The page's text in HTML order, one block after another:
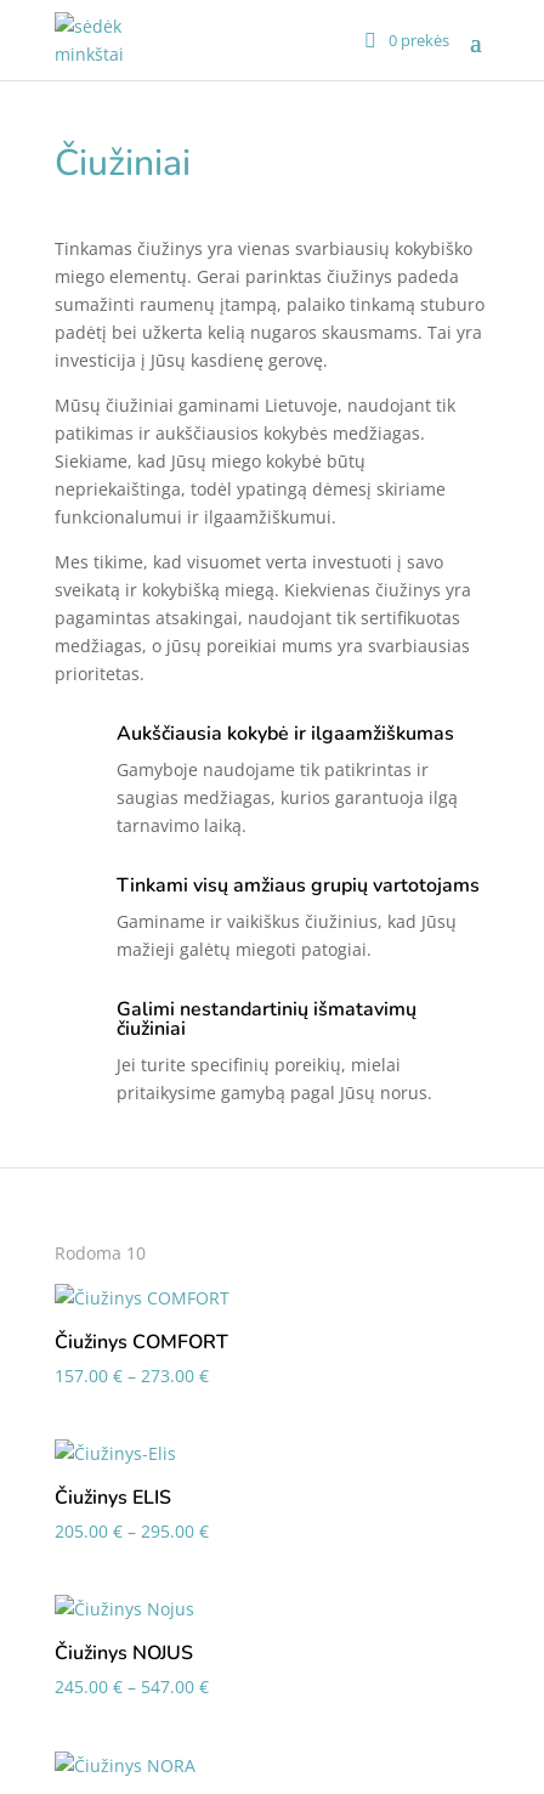
0 prekės
Čiužiniai
Tinkamas čiužinys yra vienas svarbiausių kokybiško
miego elementų. Gerai parinktas čiužinys padeda
sumažinti raumenų įtampą, palaiko tinkamą stuburo
padėtį bei užkerta kelią nugaros skausmams. Tai yra
investicija į Jūsų kasdienę gerovę.
Mūsų čiužiniai gaminami Lietuvoje, naudojant tik
patikimas ir aukščiausios kokybės medžiagas.
Siekiame, kad Jūsų miego kokybė būtų
nepriekaištinga, todėl ypatingą dėmesį skiriame
funkcionalumui ir ilgaamžiškumui.
Mes tikime, kad visuomet verta investuoti į savo
sveikatą ir kokybišką miegą. Kiekvienas čiužinys yra
pagamintas atsakingai, naudojant tik sertifikuotas
medžiagas, o jūsų poreikiai mums yra svarbiausias
prioritetas.
Aukščiausia kokybė ir ilgaamžiškumas
Gamyboje naudojame tik patikrintas ir
saugias medžiagas, kurios garantuoja ilgą
tarnavimo laiką.
Tinkami visų amžiaus grupių vartotojams
Gaminame ir vaikiškus čiužinius, kad Jūsų
mažieji galėtų miegoti patogiai.
Galimi nestandartinių išmatavimų
čiužiniai
Jei turite specifinių poreikių, mielai
pritaikysime gamybą pagal Jūsų norus.
Rodoma 10
Čiužinys COMFORT
157.00 € – 273.00 €Price
Čiužinys ELIS
205.00 € – 295.00 €Price
Čiužinys NOJUS
245.00 € – 547.00 €Price